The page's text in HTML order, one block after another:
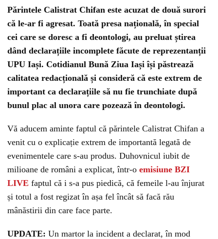
Părintele Calistrat Chifan este acuzat de două surori
că le-ar fi agresat. Toată presa națională, în special
cei care se doresc a fi deontologi, au preluat știrea
dând declarațiile incomplete făcute de reprezentanții
UPU Iași. Cotidianul Bună Ziua Iași își păstrează
calitatea redacțională și consideră că este extrem de
important ca declarațiile să nu fie trunchiate după
bunul plac al unora care pozează în deontologi.
Vă aducem aminte faptul că părintele Calistrat Chifan a
venit cu o explicație extrem de importantă legată de
evenimentele care s-au produs. Duhovnicul iubit de
milioane de români a explicat, într-o emisiune BZI
LIVE faptul că i s-a pus piedică, că femeile l-au înjurat
și totul a fost regizat în așa fel încât să facă rău
mânăstirii din care face parte.
UPDATE: Un martor la incident a declarat, în mod